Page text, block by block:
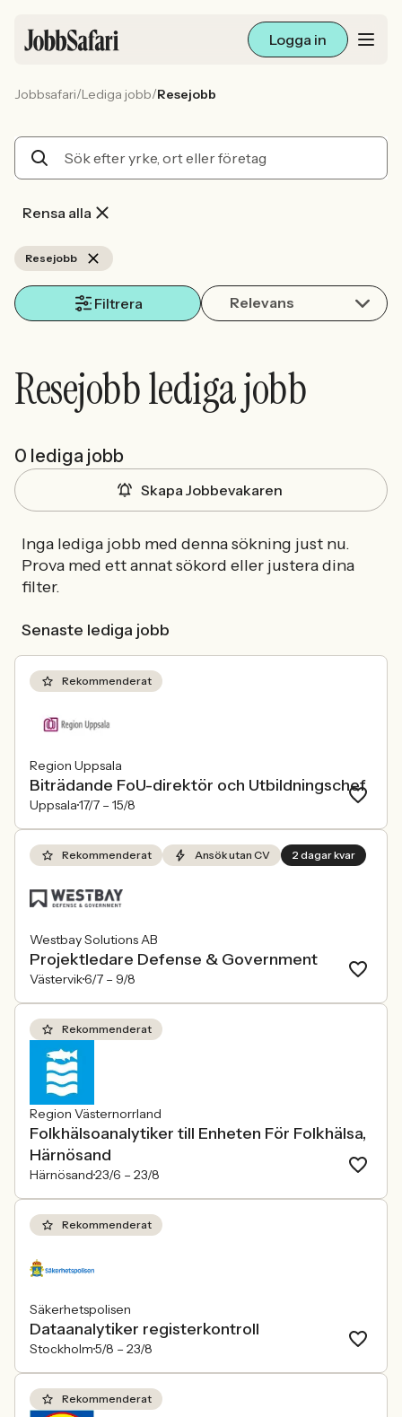
Logga in
Arbetsliv och karriär
Sök med AI
Jobbsafari/Lediga jobb/Resejobb
Rensa alla
Resejobb
Filtrera Relevans
Resejobb lediga jobb
0 lediga jobb
Skapa Jobbevakaren
Inga lediga jobb med denna sökning just nu.
Prova med ett annat sökord eller justera dina
filter.
Senaste lediga jobb
Rekommenderat
Region Uppsala
Biträdande FoU-direktör och Utbildningschef
Uppsala17/7 – 15/8
Rekommenderat Ansök utan CV 2 dagar kvar
Westbay Solutions AB
Projektledare Defense & Government
Västervik6/7 – 9/8
Rekommenderat
Region Västernorrland
Folkhälsoanalytiker till Enheten För Folkhälsa,
Härnösand
Härnösand23/6 – 23/8
Rekommenderat
Säkerhetspolisen
Dataanalytiker registerkontroll
Stockholm5/8 – 23/8
Rekommenderat